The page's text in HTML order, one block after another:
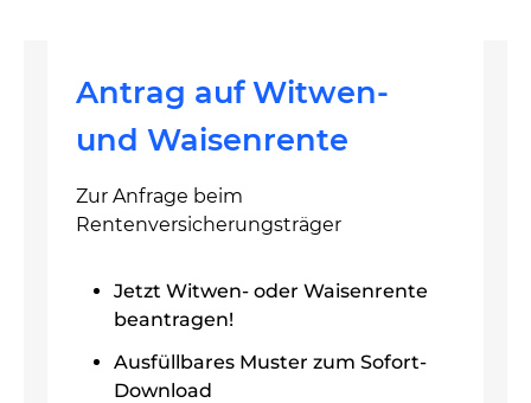
Antrag auf Witwen-
und Waisenrente
Zur Anfrage beim
Rentenversicherungsträger
Jetzt Witwen- oder Waisenrente
beantragen!
Ausfüllbares Muster zum Sofort-
Download